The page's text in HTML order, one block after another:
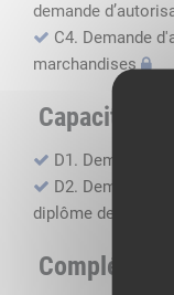
demande
C4. Demande
marchandises
Capacité
D1. Demande
D2. Demande
diplôme de